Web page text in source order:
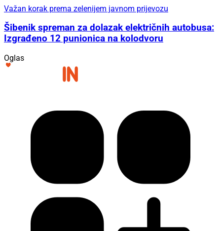
Važan korak prema zelenijem javnom prijevozu
Šibenik spreman za dolazak električnih autobusa:
Izgrađeno 12 punionica na kolodvoru
Oglas